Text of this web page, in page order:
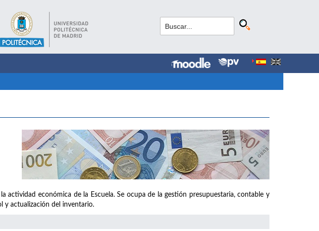
actividad económica de la Escuela. Se ocupa de la gestión presupuestaria, contable y
y actualización del inventario.